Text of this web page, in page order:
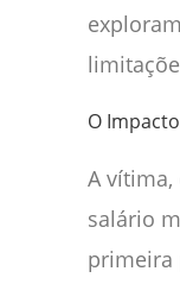
O
A vítima,
salário
primeira